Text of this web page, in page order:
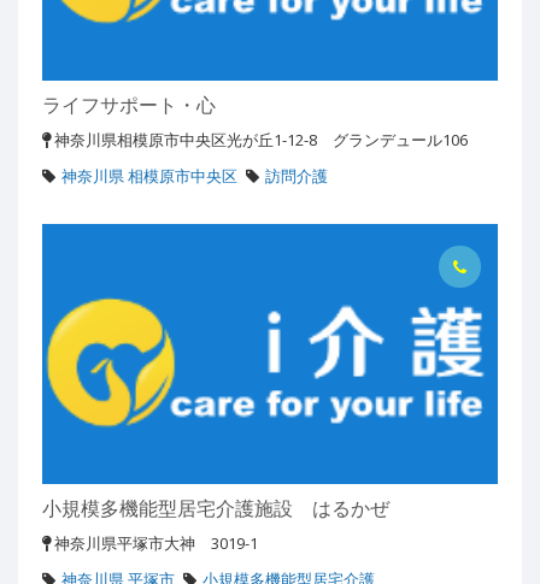
ライフサポート・心
神奈川県相模原市中央区光が丘1-12-8 グランデュール106
神奈川県 相模原市中央区
訪問介護
小規模多機能型居宅介護施設 はるかぜ
神奈川県平塚市大神 3019-1
神奈川県 平塚市
小規模多機能型居宅介護